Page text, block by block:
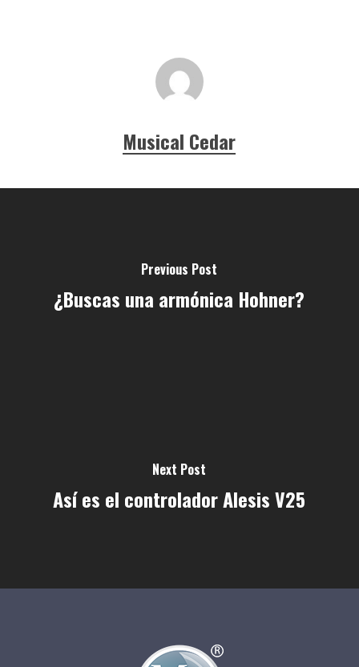
Musical Cedar
Previous Post
¿Buscas una armónica Hohner?
Next Post
Así es el controlador Alesis V25